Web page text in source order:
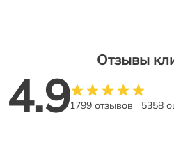
Отзывы
4.91799 отзывов 5358